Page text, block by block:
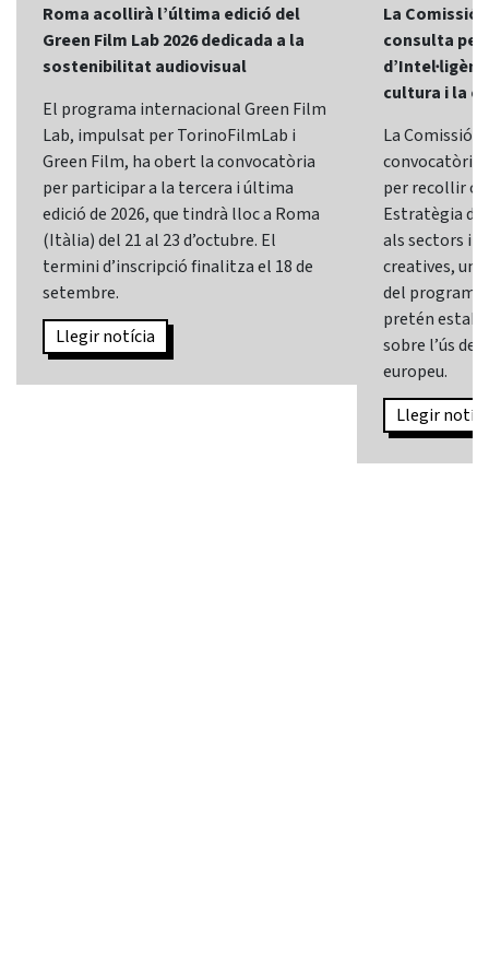
Roma acollirà l’última edició del
Green Film Lab 2026 dedicada a la
sostenibilitat audiovisual
El programa internacional Green Film
Lab, impulsat per TorinoFilmLab i
Green Film, ha obert la convocatòria
per participar a la tercera i última
edició de 2026, que tindrà lloc a Roma
(Itàlia) del 21 al 23 d’octubre. El
termini d’inscripció finalitza el 18 de
setembre.
Llegir notícia
La Comissió
consulta
cultura i la
La Comissió
convocatòria
per recollir
Estratègia
als sectors i
creatives,
del programa
pretén
sobre l’ús de
europeu.
Llegir